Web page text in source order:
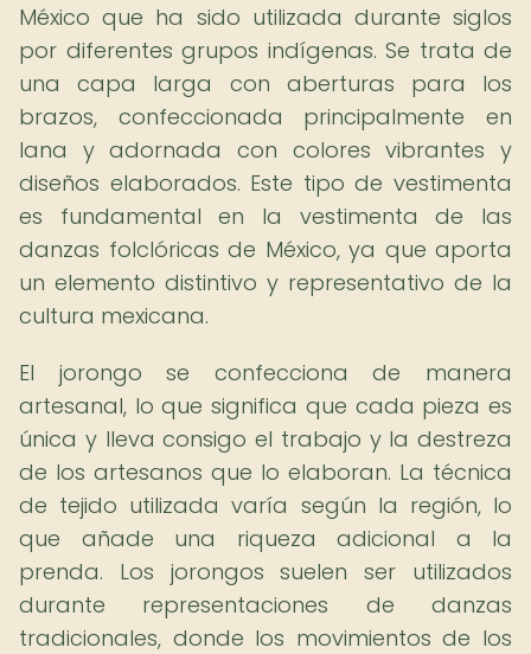
México que ha sido utilizada durante siglos
por diferentes grupos indígenas. Se trata de
una capa larga con aberturas para los
brazos, confeccionada principalmente en
lana y adornada con colores vibrantes y
diseños elaborados. Este tipo de vestimenta
es fundamental en la vestimenta de las
danzas folclóricas de México, ya que aporta
un elemento distintivo y representativo de la
cultura mexicana.
El jorongo se confecciona de manera
artesanal, lo que significa que cada pieza es
única y lleva consigo el trabajo y la destreza
de los artesanos que lo elaboran. La técnica
de tejido utilizada varía según la región, lo
que añade una riqueza adicional a la
prenda. Los jorongos suelen ser utilizados
durante representaciones de danzas
tradicionales, donde los movimientos de los